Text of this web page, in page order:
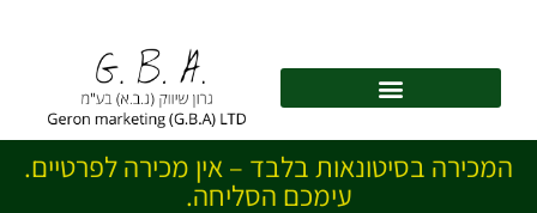
המכירה בסיטונאות בלבד – אין מכירה לפרטיים.
עימכם הסליחה.